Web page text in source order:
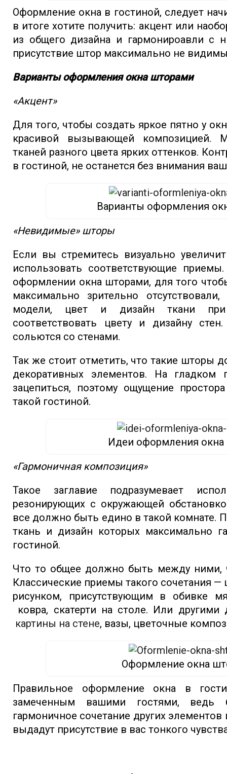
Оформление окна в гостиной, следует
в итоге хотите получить: акцент или
из общего дизайна и гармонироавли с
присутствие штор максимально не
Варианты оформления окна шторами
«Акцент»
Для того, чтобы создать яркое пятно у
красивой вызывающей композицией.
тканей разного цвета ярких оттенков.
в гостиной, не останется без внимания
Варианты оформления
«Невидимые» шторы
Если вы стремитесь визуально
использовать соответствующие
оформлении окна шторами, для того
максимально зрительно
модели, цвет и дизайн ткани
соответствовать цвету и дизайну
сольются со стенами.
Так же стоит отметить, что такие шторы
декоративных элементов. На гладком
зацепиться, поэтому ощущение
такой гостиной.
Идеи оформления
«Гармоничная композиция»
Такое заглавие подразумевает
резонирующих с окружающей
все должно быть едино в такой комнате.
ткань и дизайн которых максимально
гостиной.
Что то общее должно быть между ними,
Классические приемы такого сочетания
рисунком, присутствующим в обивке
ковра, скатерти на столе. Или
картины на стене, вазы, цветочные
Оформление окна
Правильное оформление окна в
замеченным вашими гостями, ведь
гармоничное сочетание других
выдадут присутствие в вас тонкого